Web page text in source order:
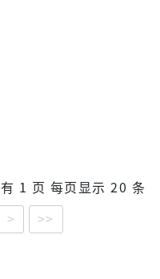
1 页 每页显示 20 条
> >>